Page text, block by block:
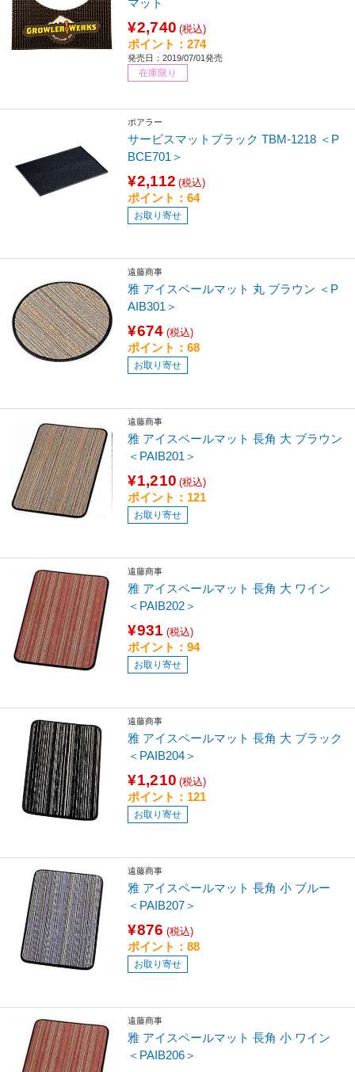
¥2,740 (税込)
ポイント：274
発売日：2019/07/01発売
在庫限り
ポアラー
サービスマットブラック TBM-1218 ＜P
BCE701＞
¥2,112 (税込)
ポイント：64
お取り寄せ
遠藤商事
雅 アイスペールマット 丸 ブラウン ＜P
AIB301＞
¥674 (税込)
ポイント：68
お取り寄せ
遠藤商事
雅 アイスペールマット 長角 大 ブラウン
＜PAIB201＞
¥1,210 (税込)
ポイント：121
お取り寄せ
遠藤商事
雅 アイスペールマット 長角 大 ワイン
＜PAIB202＞
¥931 (税込)
ポイント：94
お取り寄せ
遠藤商事
雅 アイスペールマット 長角 大 ブラック
＜PAIB204＞
¥1,210 (税込)
ポイント：121
お取り寄せ
遠藤商事
雅 アイスペールマット 長角 小 ブルー
＜PAIB207＞
¥876 (税込)
ポイント：88
お取り寄せ
遠藤商事
雅 アイスペールマット 長角 小 ワイン
＜PAIB206＞